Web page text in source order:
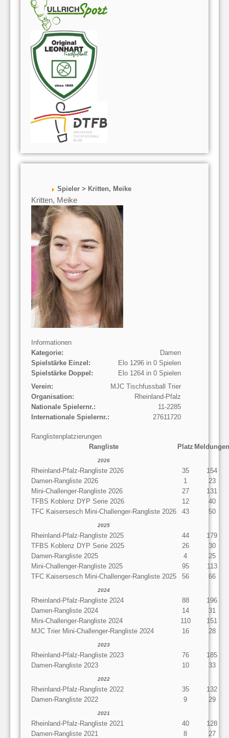
Spieler > Kritten, Meike
Kritten, Meike
Informationen
Kategorie:
Damen
Spielstärke Einzel:
Elo 1296 in 0 Spielen
Spielstärke Doppel:
Elo 1264 in 0 Spielen
Verein:
MJC Tischfussball Trier
Organisation:
Rheinland-Pfalz
Nationale Spielernr.:
11-2285
Internationale Spielernr.:
27611720
Ranglistenplatzierungen
Rangliste
Platz Meldungen
2026
Rheinland-Pfalz-Rangliste 2026 35
154
Damen-Rangliste 2026
1
23
Mini-Challenger-Rangliste 2026
27
131
TFBS Koblenz DYP Serie 2026
12
40
TFC Kaisersesch Mini-Challenger-Rangliste 2026
43 50
2025
Rheinland-Pfalz-Rangliste 2025 44
179
TFBS Koblenz DYP Serie 2025
26
30
Damen-Rangliste 2025
4
25
Mini-Challenger-Rangliste 2025
95
113
TFC Kaisersesch Mini-Challenger-Rangliste 2025
56 66
2024
Rheinland-Pfalz-Rangliste 2024 88
196
Damen-Rangliste 2024
14
31
Mini-Challenger-Rangliste 2024
110
151
MJC Trier Mini-Challenger-Rangliste 2024
16 28
2023
Rheinland-Pfalz-Rangliste 2023 76
185
Damen-Rangliste 2023
10 33
2022
Rheinland-Pfalz-Rangliste 2022 35
132
Damen-Rangliste 2022
9 29
2021
Rheinland-Pfalz-Rangliste 2021 40
128
Damen-Rangliste 2021
8 27